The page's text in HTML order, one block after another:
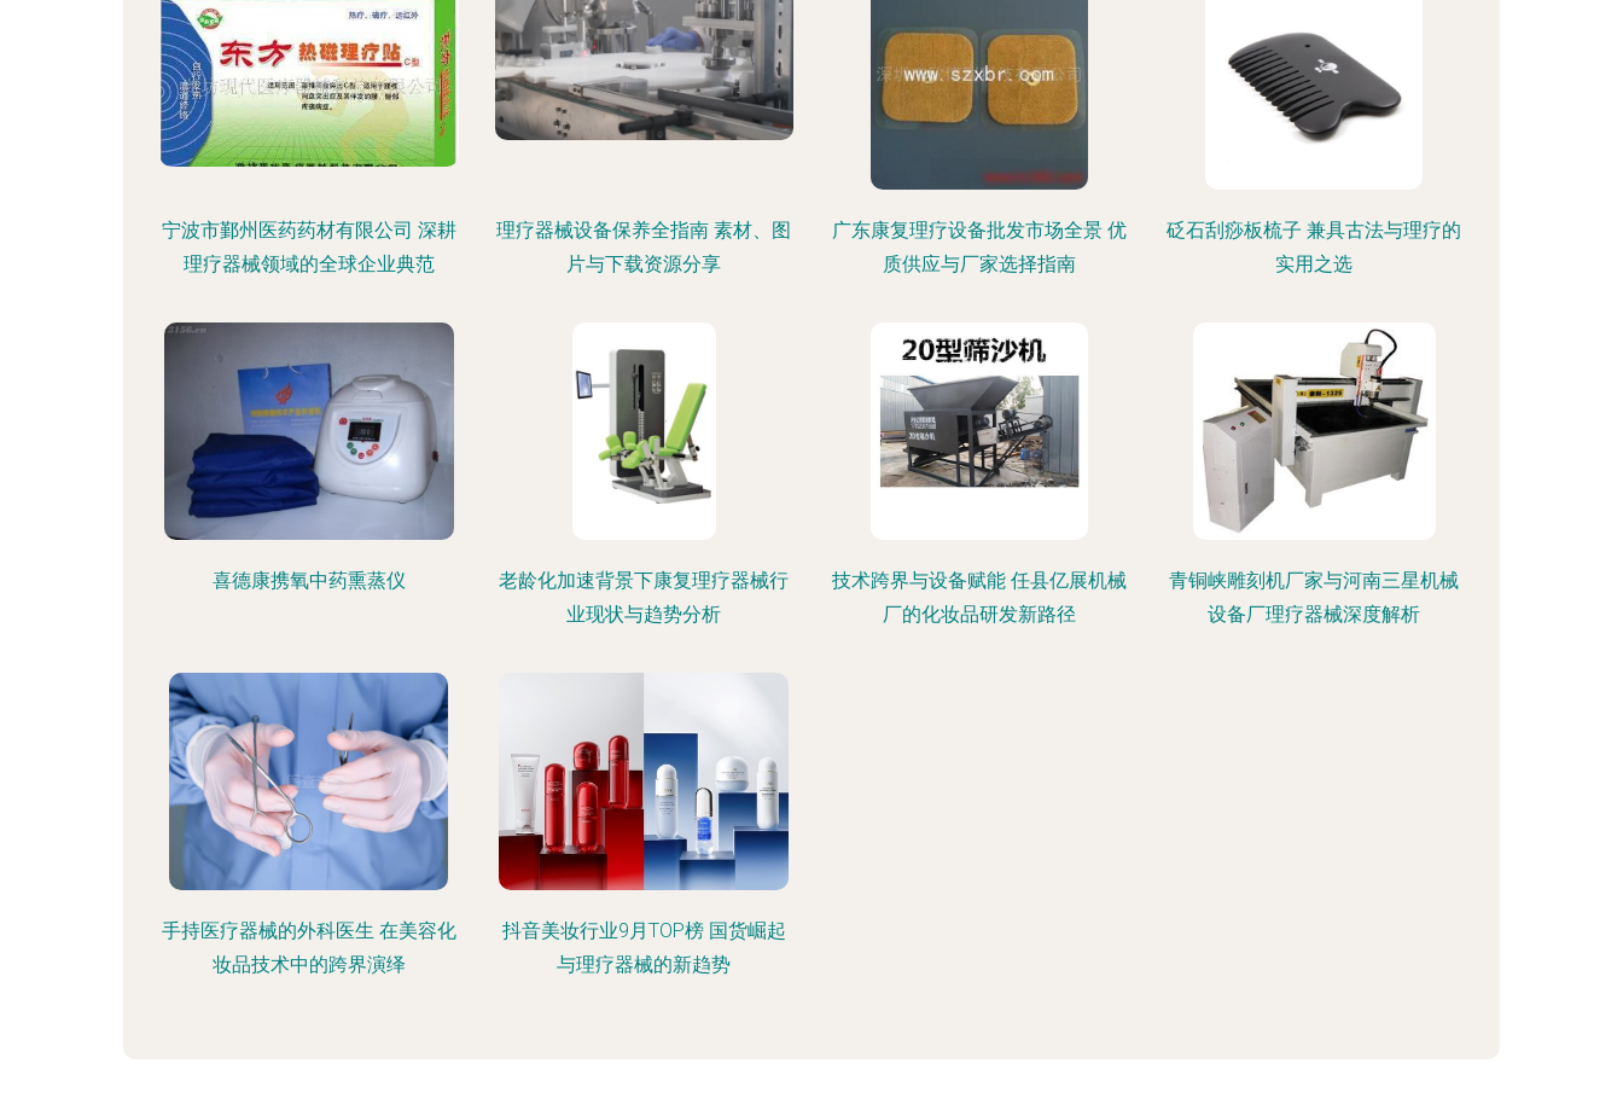
宁波市鄞州医药药材有限公司 深耕
理疗器械领域的全球企业典范
理疗器械设备保养全指南 素材、图
片与下载资源分享
广东康复理疗设备批发市场全景 优
质供应与厂家选择指南
砭石刮痧板梳子 兼具古法与理疗的
实用之选
喜德康携氧中药熏蒸仪
老龄化加速背景下康复理疗器械行
业现状与趋势分析
技术跨界与设备赋能 任县亿展机械
厂的化妆品研发新路径
青铜峡雕刻机厂家与河南三星机械
设备厂理疗器械深度解析
手持医疗器械的外科医生 在美容化
妆品技术中的跨界演绎
抖音美妆行业9月TOP榜 国货崛起
与理疗器械的新趋势